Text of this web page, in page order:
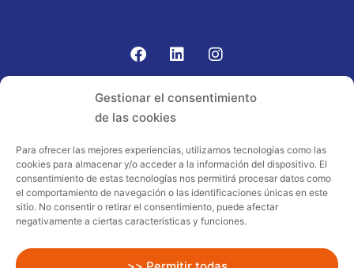
Gestionar el consentimiento
de las cookies
Para ofrecer las mejores experiencias, utilizamos tecnologías como las
cookies para almacenar y/o acceder a la información del dispositivo. El
consentimiento de estas tecnologías nos permitirá procesar datos como
el comportamiento de navegación o las identificaciones únicas en este
sitio. No consentir o retirar el consentimiento, puede afectar
negativamente a ciertas características y funciones.
Proyecto acogido al programa de
incentivos ligados al autoconsumo y
almacenamiento, con fuentes de energía
renovables, así como a la implantación
sector residencial en el marco del Plan